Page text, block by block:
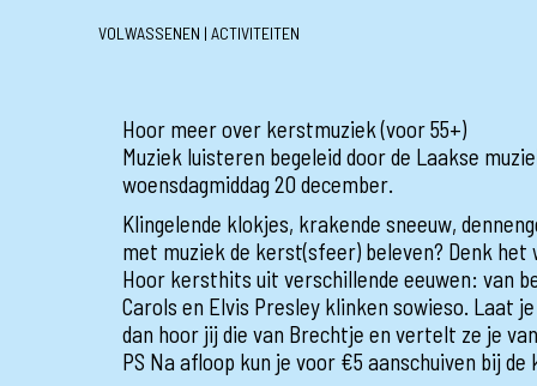
VOLWASSENEN | ACTIVITEITEN
Hoor meer over kerstmuziek (voor 55+)
Muziek luisteren begeleid door de Laakse
woensdagmiddag 20 december.
Klingelende klokjes, krakende sneeuw,
met muziek de kerst(sfeer) beleven? Denk het
Hoor kersthits uit verschillende eeuwen: van
Carols en Elvis Presley klinken sowieso. Laat
dan hoor jij die van Brechtje en vertelt ze je
PS Na afloop kun je voor €5 aanschuiven bij